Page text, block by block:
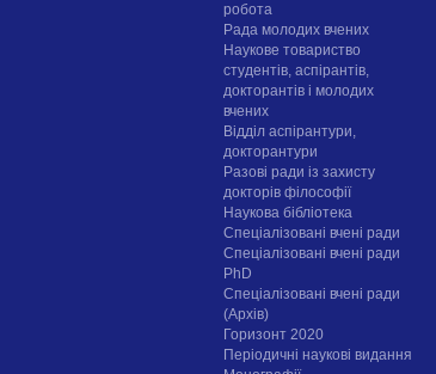
робота
Рада молодих вчених
Наукове товариство
студентів, аспірантів,
докторантів і молодих
вчених
Відділ аспірантури,
докторантури
Разові ради із захисту
докторів філософії
Наукова бібліотека
Спеціалізовані вчені ради
Спеціалізовані вчені ради
PhD
Спеціалізовані вчені ради
(Архів)
Горизонт 2020
Періодичні наукові видання